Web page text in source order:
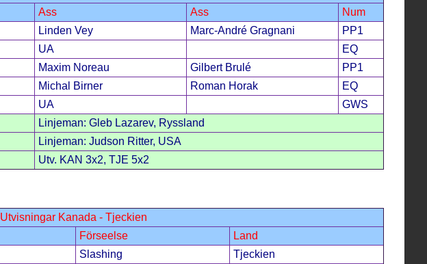
Ass Ass
Num
Linden Vey Marc-André Gragnani
PP1
UA
EQ
Maxim Noreau Gilbert Brulé
PP1
Michal Birner Roman Horak
EQ
UA
GWS
Linjeman: Gleb Lazarev, Ryssland
Linjeman: Judson Ritter, USA
Utv. KAN 3x2, TJE 5x2
Utvisningar Kanada - Tjeckien
Förseelse
Land
Slashing
Tjeckien